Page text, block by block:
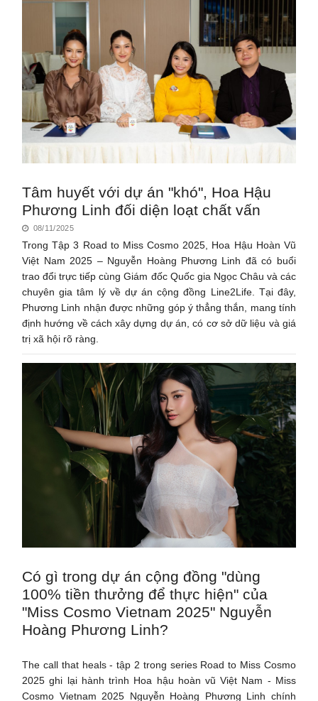
Tâm huyết với dự án "khó", Hoa Hậu
Phương Linh đối diện loạt chất vấn
08/11/2025
Trong Tập 3 Road to Miss Cosmo 2025, Hoa Hậu Hoàn Vũ
Việt Nam 2025 – Nguyễn Hoàng Phương Linh đã có buổi
trao đổi trực tiếp cùng Giám đốc Quốc gia Ngọc Châu và các
chuyên gia tâm lý về dự án cộng đồng Line2Life. Tại đây,
Phương Linh nhận được những góp ý thẳng thắn, mang tính
định hướng về cách xây dựng dự án, có cơ sở dữ liệu và giá
trị xã hội rõ ràng.
Có gì trong dự án cộng đồng "dùng
100% tiền thưởng để thực hiện" của
"Miss Cosmo Vietnam 2025" Nguyễn
Hoàng Phương Linh?
The call that heals - tập 2 trong series Road to Miss Cosmo
2025 ghi lại hành trình Hoa hậu hoàn vũ Việt Nam - Miss
Cosmo Vietnam 2025 Nguyễn Hoàng Phương Linh chính